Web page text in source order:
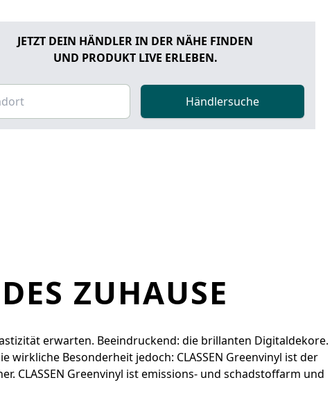
JETZT DEIN HÄNDLER IN DER NÄHE FINDEN
UND PRODUKT LIVE ERLEBEN.
Händlersuche
ZUHAUSE
erwarten. Beeindruckend: die brillanten Digital­dekore.
­Besonderheit jedoch: CLASSEN Greenvinyl ist der
CLASSEN Greenvinyl ist emissions- und schadstoffarm und